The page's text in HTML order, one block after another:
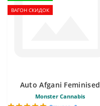
ВАГОН СКИДОК
Auto Afgani Feminised
Monster Cannabis